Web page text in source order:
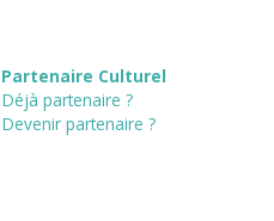
Partenaire Culturel
Déjà partenaire ?
Devenir partenaire ?